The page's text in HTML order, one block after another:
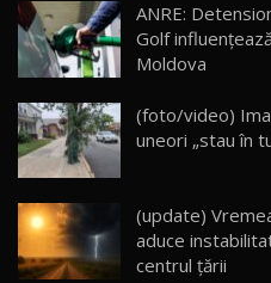
16
AutoBlogMD
13:10
17 20:06
30:08
Noul Geely
ANRE:
Golf
Moldova
(foto/video)
uneori „stau în
(update)
aduce
centrul țării